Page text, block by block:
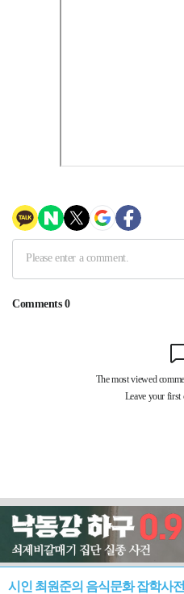
시인 최원준의 음식문화 잡학사전